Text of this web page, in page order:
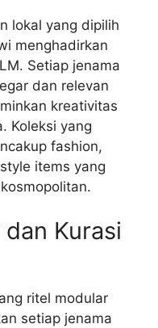
lokal yang dipilih
menghadirkan
Setiap jenama
dan relevan
kreativitas
Koleksi yang
fashion,
items yang
Kurasi
ritel modular
setiap jenama